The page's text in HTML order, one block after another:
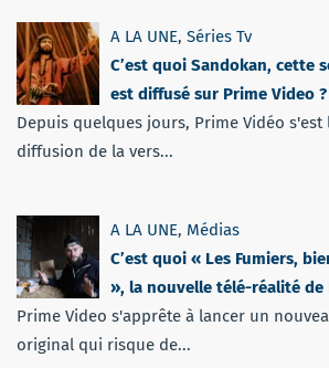
A LA UNE, Séries Tv
C’est quoi Sandokan, cette
est diffusé sur Prime Video ?
Depuis quelques jours, Prime Vidéo s'est
diffusion de la vers...
A LA UNE, Médias
C’est quoi « Les Fumiers,
», la nouvelle télé-réalité de
Prime Video s'apprête à lancer un
original qui risque de...